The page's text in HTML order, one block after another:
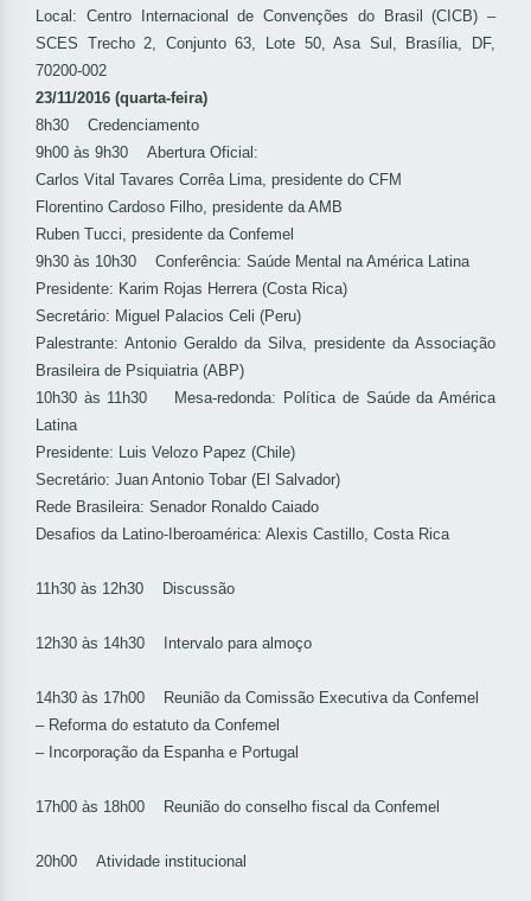
Local: Centro Internacional de Convenções do Brasil (CICB) –
SCES Trecho 2, Conjunto 63, Lote 50, Asa Sul, Brasília, DF,
70200-002
23/11/2016 (quarta-feira)
8h30 Credenciamento
9h00 às 9h30 Abertura Oficial:
Carlos Vital Tavares Corrêa Lima, presidente do CFM
Florentino Cardoso Filho, presidente da AMB
Ruben Tucci, presidente da Confemel
9h30 às 10h30 Conferência: Saúde Mental na América Latina
Presidente: Karim Rojas Herrera (Costa Rica)
Secretário: Miguel Palacios Celi (Peru)
Palestrante: Antonio Geraldo da Silva, presidente da Associação
Brasileira de Psiquiatria (ABP)
10h30 às 11h30 Mesa-redonda: Política de Saúde da América
Latina
Presidente: Luis Velozo Papez (Chile)
Secretário: Juan Antonio Tobar (El Salvador)
Rede Brasileira: Senador Ronaldo Caiado
Desafios da Latino-Iberoamérica: Alexis Castillo, Costa Rica
11h30 às 12h30 Discussão
12h30 às 14h30 Intervalo para almoço
14h30 às 17h00 Reunião da Comissão Executiva da Confemel
– Reforma do estatuto da Confemel
– Incorporação da Espanha e Portugal
17h00 às 18h00 Reunião do conselho fiscal da Confemel
20h00 Atividade institucional